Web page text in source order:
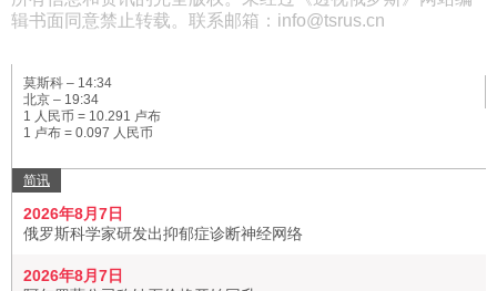
辑书面同意禁止转载。联系邮箱：info@tsrus.cn
莫斯科 – 14:34
北京 – 19:34
1 人民币 = 10.291 卢布
1 卢布 = 0.097 人民币
简讯
2026年8月7日
俄罗斯科学家研发出抑郁症诊断神经网络
2026年8月7日